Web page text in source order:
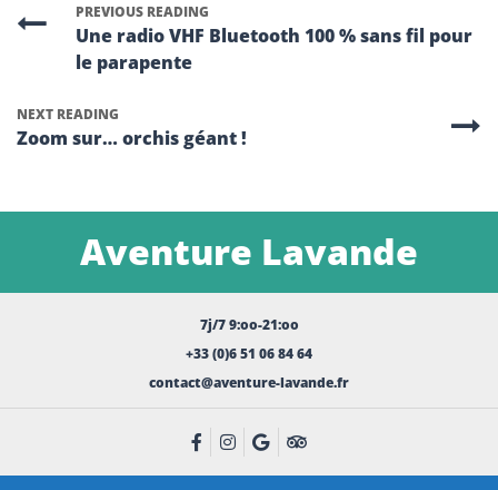
PREVIOUS READING
Une radio VHF Bluetooth 100 % sans fil pour
le parapente
NEXT READING
Zoom sur… orchis géant !
Aventure Lavande
7j/7 9:oo-21:oo
+33 (0)6 51 06 84 64
contact@aventure-lavande.fr